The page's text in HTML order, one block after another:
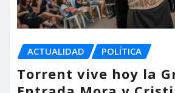
ACTUALIDAD POLÍTICA
Torrent vive hoy la